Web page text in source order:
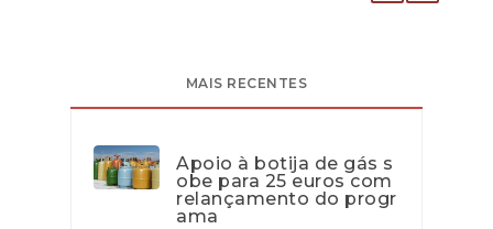
MAIS RECENTES
Apoio à botija de gás s
obe para 25 euros com
relançamento do progr
ama